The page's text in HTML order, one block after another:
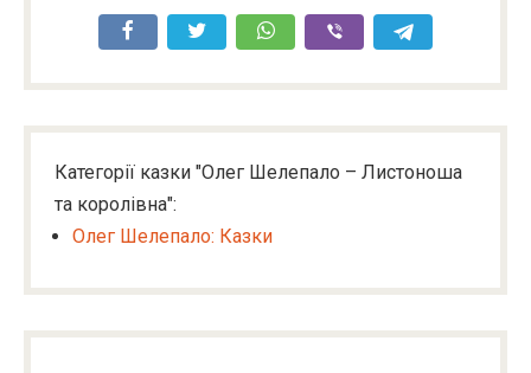
Категорії казки "Олег Шелепало – Листоноша
та королiвна":
Олег Шелепало: Казки